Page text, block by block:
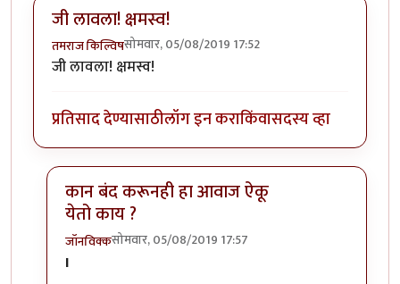
जी लावला! क्षमस्व!
तमराज किल्विषसोमवार, 05/08/2019 17:52
जी लावला! क्षमस्व!
प्रतिसाद देण्यासाठीलॉग इन कराकिंवासदस्य व्हा
कान बंद करूनही हा आवाज ऐकू
येतो काय ?
जॉनविक्कसोमवार, 05/08/2019 17:57
In reply to
I